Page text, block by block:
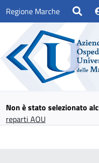
Regione Marche
Non è stato selezionato
reparti AOU